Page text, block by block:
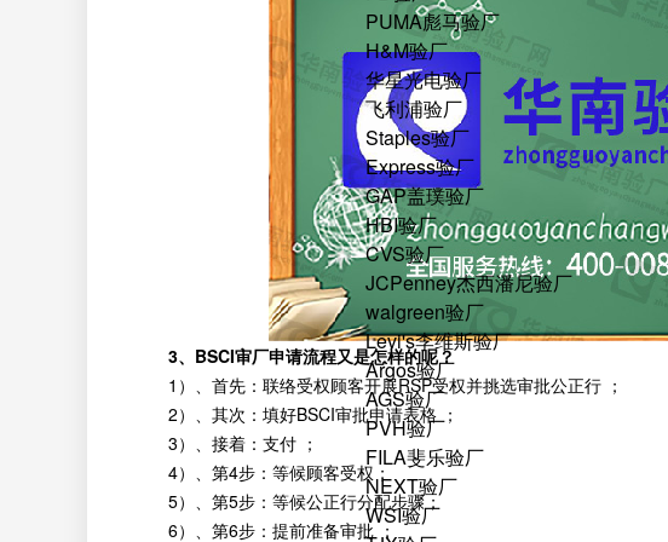
PUMA彪马验厂
H&M验厂
华星光电验厂
飞利浦验厂
Staples验厂
Express验厂
GAP盖璞验厂
HBI验厂
CVS验厂
JCPenney杰西潘尼验厂
walgreen验厂
Levi's李维斯验厂
Argos验厂
AGS验厂
PVH验厂
FILA斐乐验厂
NEXT验厂
WSI验厂
3、BSCI审厂申请流程又是怎样的呢？
1）、首先：联络受权顾客开展RSP受权并挑选审批公正行 ；
2）、其次：填好BSCI审批申请表格 ；
3）、接着：支付 ；
4）、第4步：等候顾客受权；
5）、第5步：等候公正行分配步骤；
6）、第6步：提前准备审批 ；